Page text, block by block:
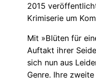
2015
Krimiserie um
Mit »Blüten für
Auftakt ihrer
sich nun aus
Genre. Ihre